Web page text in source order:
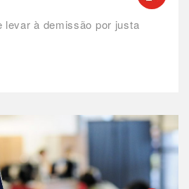
levar à demissão por justa